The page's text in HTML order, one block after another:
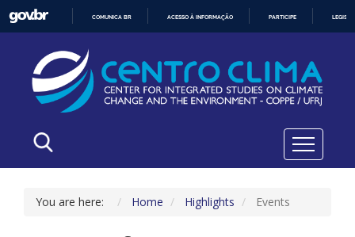
O
CONTEÚDO
COMUNICA BR ACESSO À INFORMAÇÃO PARTICIPE
You are here: Home Highlights Events